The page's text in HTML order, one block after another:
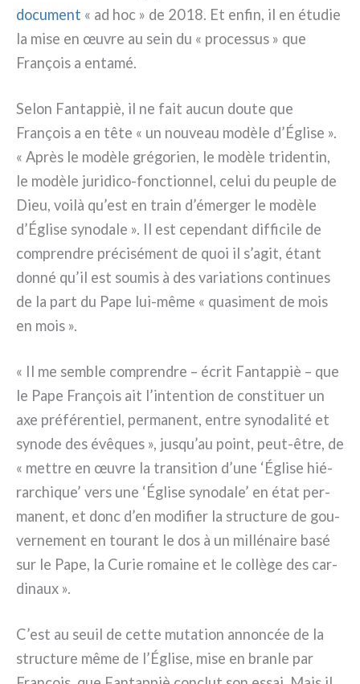
docu­ment « ad hoc » de 2018. Et enfin, il en étu­die
la mise en œuvre au sein du « pro­ces­sus » que
François a enta­mé.
Selon Fantappiè, il ne fait aucun dou­te que
François a en tête « un nou­veau modè­le d’Église ».
« Après le modè­le gré­go­rien, le modè­le tri­den­tin,
le modè­le juridico-fonctionnel, celui du peu­ple de
Dieu, voi­là qu’est en train d’émerger le modè­le
d’Église syno­da­le ». Il est cepen­dant dif­fi­ci­le de
com­pren­dre pré­ci­sé­ment de quoi il s’agit, étant
don­né qu’il est sou­mis à des varia­tions con­ti­nues
de la part du Pape lui-même « qua­si­ment de mois
en mois ».
« Il me sem­ble com­pren­dre – écrit Fantappiè – que
le Pape François ait l’intention de con­sti­tuer un
axe pré­fé­ren­tiel, per­ma­nent, entre syno­da­li­té et
syno­de des évê­ques », jusqu’au point, peut-être, de
« met­tre en œuvre la tran­si­tion d’une ‘Église hié­
rar­chi­que’ vers une ‘Église syno­da­le’ en état per­
ma­nent, et donc d’en modi­fier la struc­tu­re de gou­
ver­ne­ment en tou­rant le dos à un mil­lé­nai­re basé
sur le Pape, la Curie romai­ne et le col­lè­ge des car­
di­naux ».
C’est au seuil de cet­te muta­tion annon­cée de la
struc­tu­re même de l’Église, mise en bran­le par